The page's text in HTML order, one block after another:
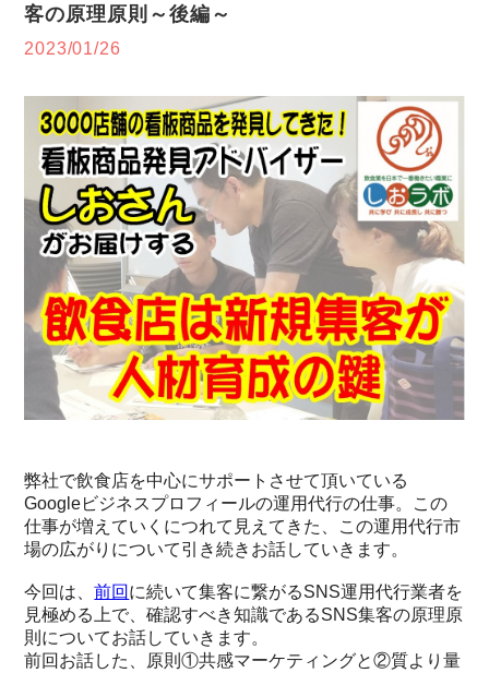
客の原理原則～後編～
2023/01/26
弊社で飲食店を中心にサポートさせて頂いている
Googleビジネスプロフィールの運用代行の仕事。この
仕事が増えていくにつれて見えてきた、この運用代行市
場の広がりについて引き続きお話していきます。
今回は、前回 に続いて集客に繋がるSNS運用代行業者を
見極める上で、確認すべき知識であるSNS集客の原理原
則についてお話していきます。
前回お話した、原則①共感マーケティングと②質より量